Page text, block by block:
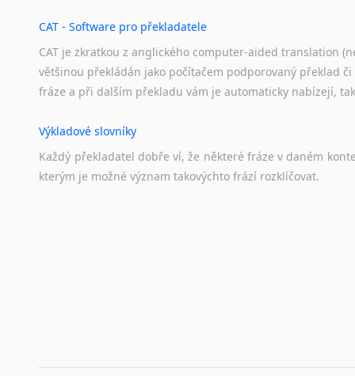
CAT - Software pro překladatele
CAT je zkratkou z anglického computer-aided translation
většinou překládán jako počítačem podporovaný překlad
fráze a při dalším překladu vám je automaticky nabízejí,
Výkladové slovníky
Každý překladatel dobře ví, že některé fráze v daném
kterým je možné význam takovýchto frází rozklíčovat.